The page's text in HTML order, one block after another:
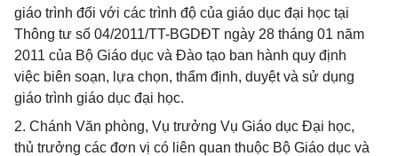
giáo trình đối với các trình độ của giáo dục đại học tại
Thông tư số 04/2011/TT-BGDĐT ngày 28 tháng 01 năm
2011 của Bộ Giáo dục và Đào tạo ban hành quy định
việc biên soạn, lựa chọn, thẩm định, duyệt và sử dụng
giáo trình giáo dục đại học.
2. Chánh Văn phòng, Vụ trưởng Vụ Giáo dục Đại học,
thủ trưởng các đơn vị có liên quan thuộc Bộ Giáo dục và